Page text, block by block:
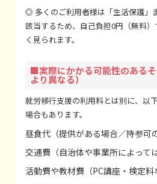
◎ 多くのご利用者様は「生活保護」
該当するため、自己負担0円（無料
く見られます。
■実際にかかる可能性のある
より異なる）
就労移行支援の利用料とは別に、以
場合もあります。
昼食代（提供がある場合／持参可
交通費（自治体や事業所によって
活動費や教材費（PC講座・検定料